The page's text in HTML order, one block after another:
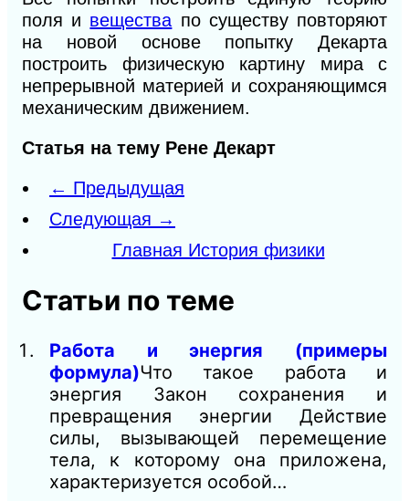
поля и веществапо существу повторяют
на новой основе попытку Декарта
построить физическую картину мира с
непрерывной материей и сохраняющимся
механическим движением.
Статья на тему Рене Декарт
← Предыдущая
Следующая →
Главная История физики
Статьи по теме
Работа и энергия (примеры
формула)Что такое работа и
энергия Закон сохранения и
превращения энергии Действие
силы, вызывающей перемещение
тела, к которому она приложена,
характеризуется особой…